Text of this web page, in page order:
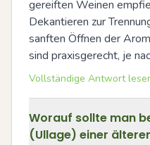
gereiften Weinen
Dekantieren zur
sanften Öffnen der
sind praxisgerecht, je
Vollständige Antwort
Worauf sollte man
(Ullage) einer